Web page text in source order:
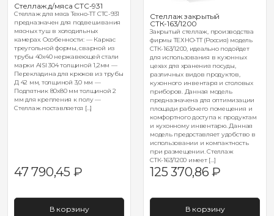
Стеллаж д/мяса СТС-931
Стеллаж для мяса Техно-ТТ СТС-931
предназначен для подвешивания
мясных туш в холодильных
камерах. Особенности: — Каркас
треугольной формы, сварной из
трубы 40х40 нержавеющей стали
марки AISI 304 толщиной 1,2мм —
Перекладина для крюков из трубы
Д 42 мм, толщиной 3,0 мм —
Подпятник 80х80 мм толщиной 2
мм для крепления к полу —
Стеллаж поставляется […]
47 790,45 ₽
В корзину
Стеллаж закрытый
СТК-163/1200
Закрытый стеллаж, производства
фирмы ТЕХНО-ТТ (Россия) модель
СТК-163/1200, идеально подойдет
для использования в кухонных
цехах для хранения посуды,
различных видов продуктов,
кухонного инвентаря и столовых
приборов. Данная модель
предназначена для оптимизации
площади рабочего помещения и
комфортного доступа к продуктам
и кухонному инвентарю. Данная
модель предоставляет удобство в
использовании и компактность
при размещении. Стеллаж
СТК-163/1200 имеет […]
125 370,86₽
В корзину